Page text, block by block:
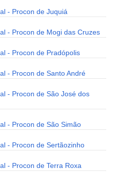
- Procon de Juquiá
- Procon de Mogi das Cruzes
- Procon de Pradópolis
- Procon de Santo André
- Procon de São José dos
- Procon de São Simão
- Procon de Sertãozinho
- Procon de Terra Roxa